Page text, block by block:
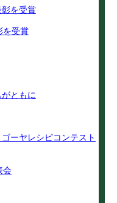
を受賞
を受賞
ともに
ーヤレシピコンテスト
会